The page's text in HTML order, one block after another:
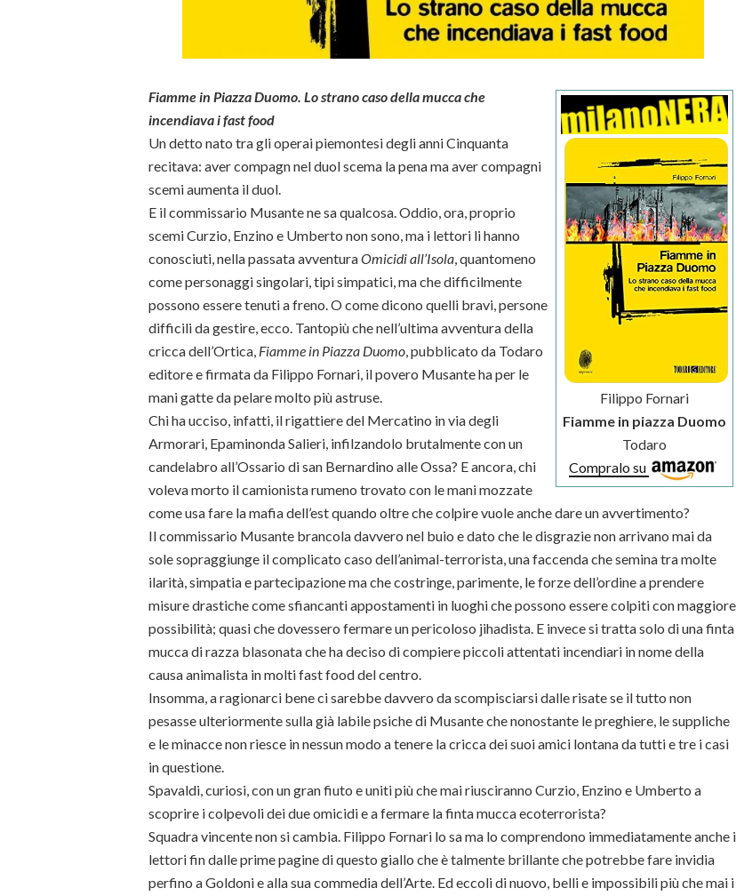
Filippo Fornari
Fiamme in piazza Duomo
Todaro
Compralo su
Fiamme in Piazza Duomo. Lo strano caso della mucca che
incendiava i fast food
Un detto nato tra gli operai piemontesi degli anni Cinquanta
recitava: aver compagn nel duol scema la pena ma aver compagni
scemi aumenta il duol.
E il commissario Musante ne sa qualcosa. Oddio, ora, proprio
scemi Curzio, Enzino e Umberto non sono, ma i lettori li hanno
conosciuti, nella passata avventuraOmicidi all’Isola, quantomeno
come personaggi singolari, tipi simpatici, ma che difficilmente
possono essere tenuti a freno. O come dicono quelli bravi, persone
difficili da gestire, ecco. Tantopiù che nell’ultima avventura della
cricca dell’Ortica, Fiamme in Piazza Duomo, pubblicato da Todaro
editore e firmata da Filippo Fornari, il povero Musante ha per le
mani gatte da pelare molto più astruse.
Chi ha ucciso, infatti, il rigattiere del Mercatino in via degli
Armorari, Epaminonda Salieri, infilzandolo brutalmente con un
candelabro all’Ossario di san Bernardino alle Ossa? E ancora, chi
voleva morto il camionista rumeno trovato con le mani mozzate
come usa fare la mafia dell’est quando oltre che colpire vuole anche dare un avvertimento?
Il commissario Musante brancola davvero nel buio e dato che le disgrazie non arrivano mai da
sole sopraggiunge il complicato caso dell’animal-terrorista, una faccenda che semina tra molte
ilarità, simpatia e partecipazione ma che costringe, parimente, le forze dell’ordine a prendere
misure drastiche come sfiancanti appostamenti in luoghi che possono essere colpiti con maggiore
possibilità; quasi che dovessero fermare un pericoloso jihadista. E invece si tratta solo di una finta
mucca di razza blasonata che ha deciso di compiere piccoli attentati incendiari in nome della
causa animalista in molti fast food del centro.
Insomma, a ragionarci bene ci sarebbe davvero da scompisciarsi dalle risate se il tutto non
pesasse ulteriormente sulla già labile psiche di Musante che nonostante le preghiere, le suppliche
e le minacce non riesce in nessun modo a tenere la cricca dei suoi amici lontana da tutti e tre i casi
in questione.
Spavaldi, curiosi, con un gran fiuto e uniti più che mai riusciranno Curzio, Enzino e Umberto a
scoprire i colpevoli dei due omicidi e a fermare la finta mucca ecoterrorista?
Squadra vincente non si cambia. Filippo Fornari lo sa ma lo comprendono immediatamente anche i
lettori fin dalle prime pagine di questo giallo che è talmente brillante che potrebbe fare invidia
perfino a Goldoni e alla sua commedia dell’Arte. Ed eccoli di nuovo, belli e impossibili più che mai i